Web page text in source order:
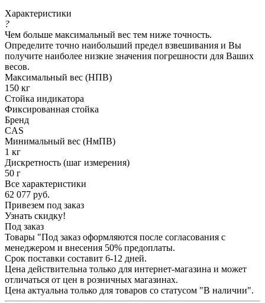
Характеристики
?
Чем больше максимальный вес тем ниже точность.
Определите точно наибольший предел взвешивания и Вы
получите наиболее низкие значения погрешности для Ваших
весов.
Максимальный вес (НПВ)
150 кг
Стойка индикатора
Фиксированная стойка
Бренд
CAS
Минимальный вес (НмПВ)
1 кг
Дискретность (шаг измерения)
50 г
Все характеристики
62 077 руб.
Привезем под заказ
Узнать скидку!
Под заказ
Товары "Под заказ оформляются после согласования с
менеджером и внесения 50% предоплаты.
Срок поставки составит 6-12 дней.
Цена действительна только для интернет-магазина и может
отличаться от цен в розничных магазинах.
Цена актуальна только для товаров со статусом "В наличии".